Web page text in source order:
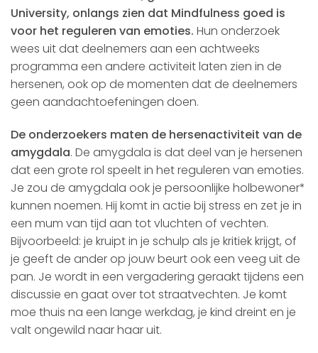
University, onlangs zien dat Mindfulness goed is
voor het reguleren van emoties. Hun onderzoek
wees uit dat deelnemers aan een achtweeks
programma een andere activiteit laten zien in de
hersenen, ook op de momenten dat de deelnemers
geen aandachtoefeningen doen.
De onderzoekers maten de hersenactiviteit van de
amygdala. De amygdala is dat deel van je hersenen
dat een grote rol speelt in het reguleren van emoties.
Je zou de amygdala ook je persoonlijke holbewoner*
kunnen noemen. Hij komt in actie bij stress en zet je in
een mum van tijd aan tot vluchten of vechten.
Bijvoorbeeld: je kruipt in je schulp als je kritiek krijgt, of
je geeft de ander op jouw beurt ook een veeg uit de
pan. Je wordt in een vergadering geraakt tijdens een
discussie en gaat over tot straatvechten. Je komt
moe thuis na een lange werkdag, je kind dreint en je
valt ongewild naar haar uit.